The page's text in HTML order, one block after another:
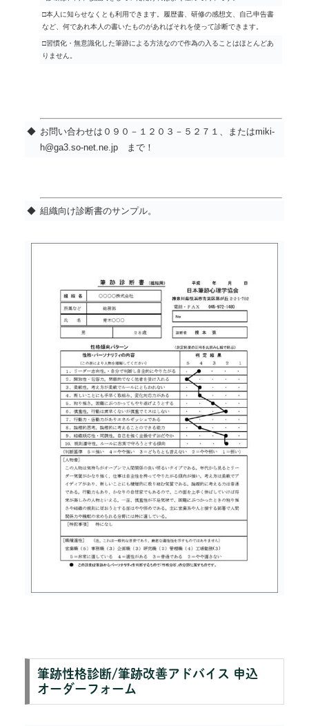
□本人に知らせなくとも利用できます。履歴書、研修の感想文、自己申告書
など、何であれ本人の書いたものがあればそれを使って診断できます。
□習慣化・無意識化した筆跡による方法なので作為の入ることはほとんどあ
りません。
◆ お問い合わせは０９０－１２０３－５２７１、またはmiki-
h@ga3.so-net.ne.jp まで！
◆ 組織向け診断書のサンプル。
筆跡性格診断/筆跡改善アドバイス 申込
オーダーフォーム